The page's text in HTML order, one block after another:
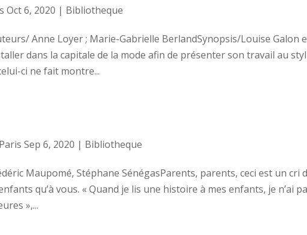
Oct 6, 2020 | Bibliotheque
Anne Loyer ; Marie-Gabrielle BerlandSynopsis/Louise Galon
dans la capitale de la mode afin de présenter son travail au
ci ne fait montre...
Sep 6, 2020 | Bibliotheque
Maupomé, Stéphane SénégasParents, parents, ceci est un cri
qu’à vous. « Quand je lis une histoire à mes enfants, je n’ai
»,...